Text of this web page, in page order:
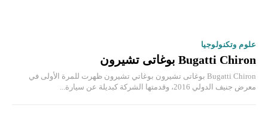
علوم وتكنولوجيا
Bugatti Chiron بوغاتى تشيرون
Bugatti Chiron بوغاتى تشيرون بوغاتي تشيرون ظهرت للمرة الأولى في
معرض جنيف الدولي 2016، وقدمتها الشركة كبديلة عن سيارة...